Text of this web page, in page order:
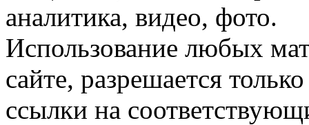
аналитика, видео, фото.
Использование любых
сайте, разрешается
ссылки на